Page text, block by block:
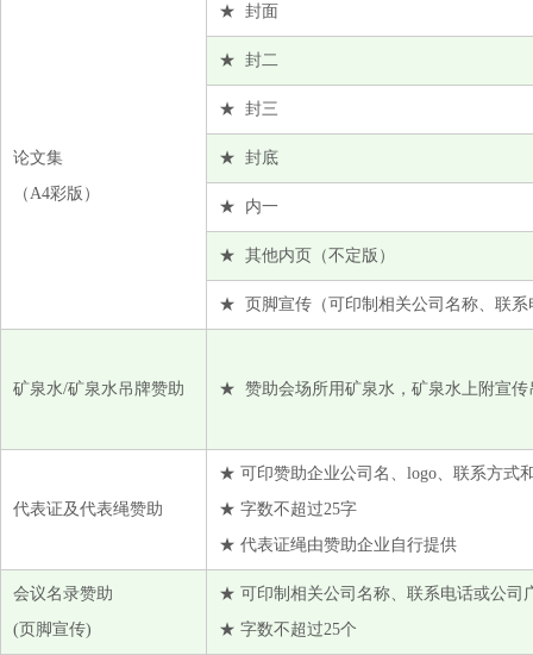
南京化纤股份有限公司
诺力昂化学品
浦江县恒盛化纤专件有限公司
赛蓓贸易(上海)有限公司
山东圣普特节能环保科技有限公司
山东银鹰化纤有限公司
上海晴璟国际贸易有限公司
苏州世祥生物纤维有限公司
唐山三友国际贸易有限公司
唐山三友集团兴达化纤有限公司
图木舒克市东恒兴纺织科技有限公司
微山县泰丰纺织有限公司
论文集
（A4彩版）
★ 封面
★ 封二
★ 封三
★ 封底
★ 内一
★ 其他内页（不定版）
★ 页脚宣传（可印制相关公司名称、联系
矿泉水/矿泉水吊牌赞助 ★ 赞助会场所用矿泉水，矿泉水上附宣传
代表证及代表绳赞助
★ 可印赞助企业公司名、logo、联系方式
★ 字数不超过25字
★ 代表证绳由赞助企业自行提供
会议名录赞助
(页脚宣传)
★ 可印制相关公司名称、联系电话或公司
★ 字数不超过25个